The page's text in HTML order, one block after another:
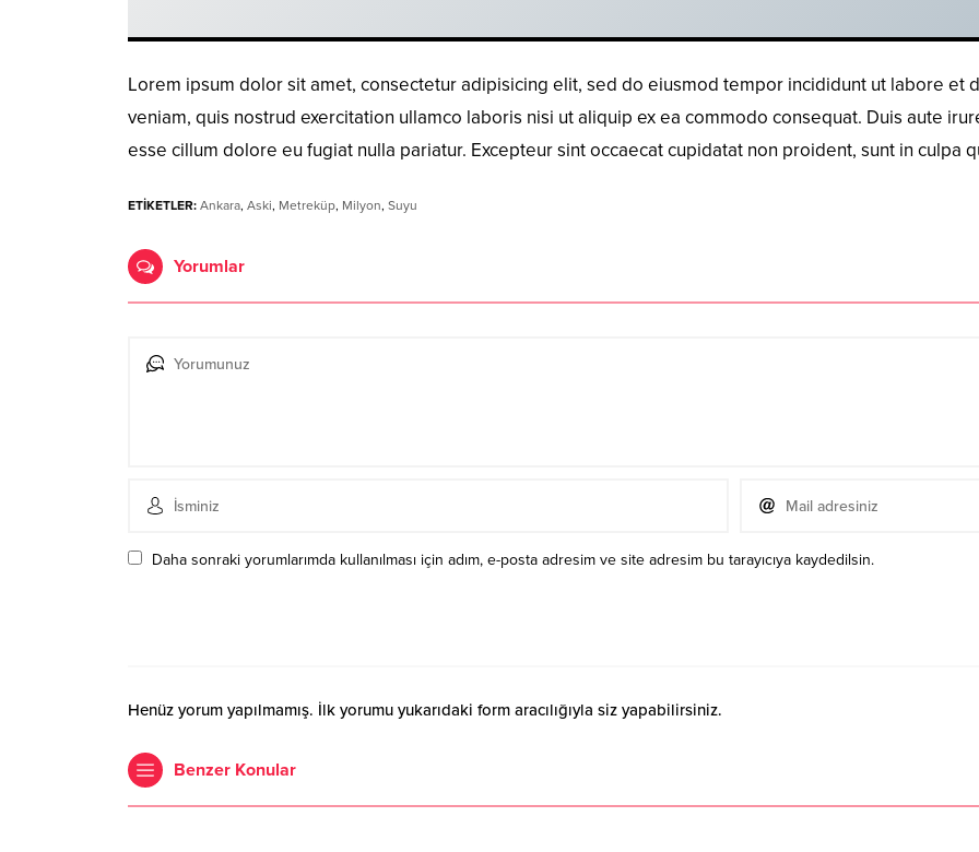
Lorem ipsum dolor sit amet, consectetur adipisicing elit, sed do eiusmod tempor incididunt ut labore et
veniam, quis nostrud exercitation ullamco laboris nisi ut aliquip ex ea commodo consequat. Duis aute
esse cillum dolore eu fugiat nulla pariatur. Excepteur sint occaecat cupidatat non proident, sunt in culpa
ETİKETLER: Ankara, Aski, Metreküp, Milyon, Suyu
Yorumlar
Daha sonraki yorumlarımda kullanılması için adım, e-posta adresim ve site adresim bu tarayıcıya kaydedilsin.
Henüz yorum yapılmamış. İlk yorumu yukarıdaki form aracılığıyla siz yapabilirsiniz.
Benzer Konular